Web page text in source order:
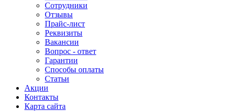
Сотрудники
Отзывы
Прайс-лист
Реквизиты
Вакансии
Вопрос - ответ
Гарантии
Способы оплаты
Статьи
Акции
Контакты
Карта сайта